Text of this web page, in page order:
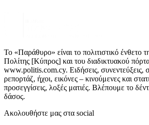
Το «Παράθυρο» είναι το πολιτιστικό ένθετο
Πολίτης [Κύπρος] και του διαδικτυακού
www.politis.com.cy. Ειδήσεις, συνεντεύξεις,
ρεπορτάζ, ήχοι, εικόνες – κινούμενες και
προσεγγίσεις, λοξές ματιές. Βλέπουμε το
δάσος.
Ακολουθήστε μας στα social